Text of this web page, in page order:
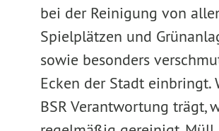
bei der Reinigung von
Spielplätzen und
sowie besonders
Ecken der Stadt einbringt.
BSR Verantwortung trägt,